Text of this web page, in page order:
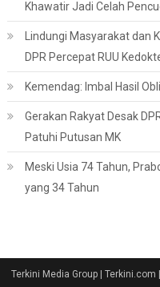
Khawatir Jadi Celah
Lindungi Masyarakat dan
DPR Percepat RUU
Kemendag: Imbal Hasil
Gerakan Rakyat Desak
Patuhi Putusan MK
Meski Usia 74 Tahun,
yang 34 Tahun
Terkini Media Group | Terkini.com |